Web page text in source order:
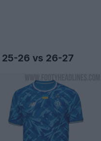
25-26 vs 26-27